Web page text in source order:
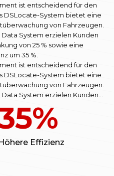
ist entscheidend für den
DSLocate-System bietet eine
von Fahrzeugen.
System erzielen Kunden
von 25 % sowie eine
um 35 %.
ist entscheidend für den
DSLocate-System bietet eine
von Fahrzeugen.
System erzielen Kunden
um 35 %.
Effizienz